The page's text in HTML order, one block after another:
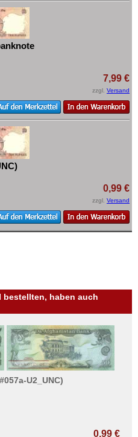
7,99 €
zzgl. Versand
0,99 €
zzgl. Versand
bestellten, haben auch
U2_UNC)
0,99 €